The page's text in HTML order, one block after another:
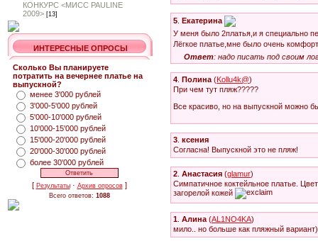
КОНКУРС <МИСС PAULINE
2009> [13]
ИНТЕРЕСНЫЕ ОПРОСЫ
Сколько Вы планируете
потратить на вечернее платье на
выпускной?
менее 3'000 рублей
3'000-5'000 рублей
5'000-10'000 рублей
10'000-15'000 рублей
15'000-20'000 рублей
20'000-30'000 рублей
более 30'000 рублей
[ Результаты· Архив опросов]
Всего ответов: 1088
5 Екатерина
У меня было 2платья,и я специально
Лёгкое платье,мне было очень
Ответ: надо писать под своим
4 Полина (Kollu4k@)
При чем тут пляж?????
Все красиво, но на выпускной можно
3 ксения
Согласна! Выпускной это не пляж!
2 Анастасия (glamur)
Симпатичное коктейльное платье.
загорелой кожей
1 Алина (AL1NO4KA)
мило.. но больше как пляжный